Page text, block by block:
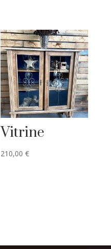
Vitrine
210,00€